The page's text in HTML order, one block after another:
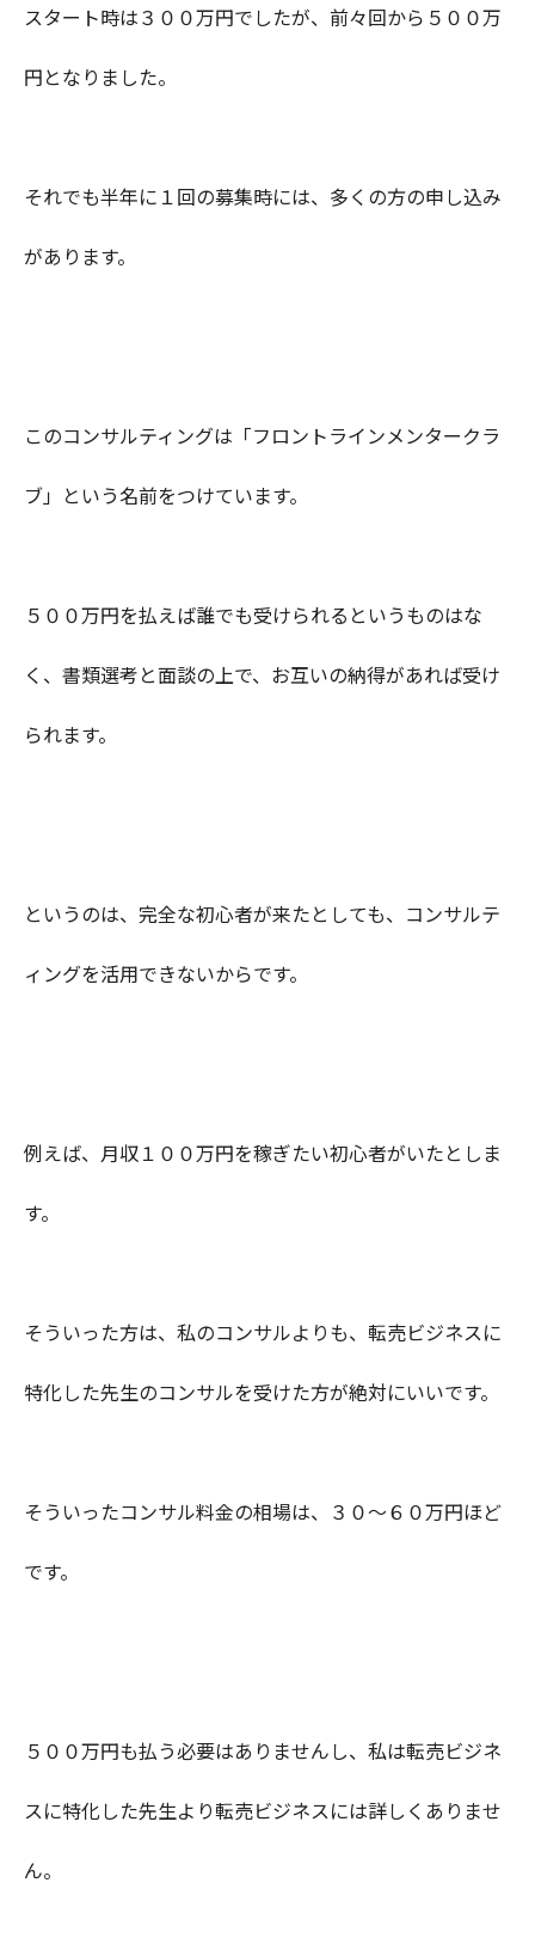
スタート時は３００万円でしたが、前々回から５００万
円となりました。
それでも半年に１回の募集時には、多くの方の申し込み
があります。
このコンサルティングは「フロントラインメンタークラ
ブ」という名前をつけています。
５００万円を払えば誰でも受けられるというものはな
く、書類選考と面談の上で、お互いの納得があれば受け
られます。
というのは、完全な初心者が来たとしても、コンサルテ
ィングを活用できないからです。
例えば、月収１００万円を稼ぎたい初心者がいたとしま
す。
そういった方は、私のコンサルよりも、転売ビジネスに
特化した先生のコンサルを受けた方が絶対にいいです。
そういったコンサル料金の相場は、３０〜６０万円ほど
です。
５００万円も払う必要はありませんし、私は転売ビジネ
スに特化した先生より転売ビジネスには詳しくありませ
ん。